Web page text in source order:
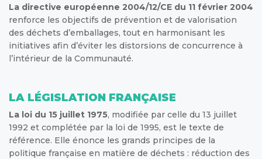
La directive européenne 2004/12/CE du 11 février 2004
renforce les objectifs de prévention et de valorisation
des déchets d’emballages, tout en harmonisant les
initiatives afin d’éviter les distorsions de concurrence à
l’intérieur de la Communauté.
LA LÉGISLATION FRANÇAISE
La loi du 15 juillet 1975, modifiée par celle du 13 juillet
1992 et complétée par la loi de 1995, est le texte de
référence. Elle énonce les grands principes de la
politique française en matière de déchets : réduction des